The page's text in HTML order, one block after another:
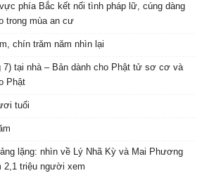
phía Bắc kết nối tình pháp lữ, cúng dàng
trong mùa an cư
chín trăm năm nhìn lại
7) tại nhà – Bản dành cho Phật tử sơ cơ và
Phật
tuổi
lặng: nhìn về Lý Nhã Kỳ và Mai Phương
2,1 triệu người xem